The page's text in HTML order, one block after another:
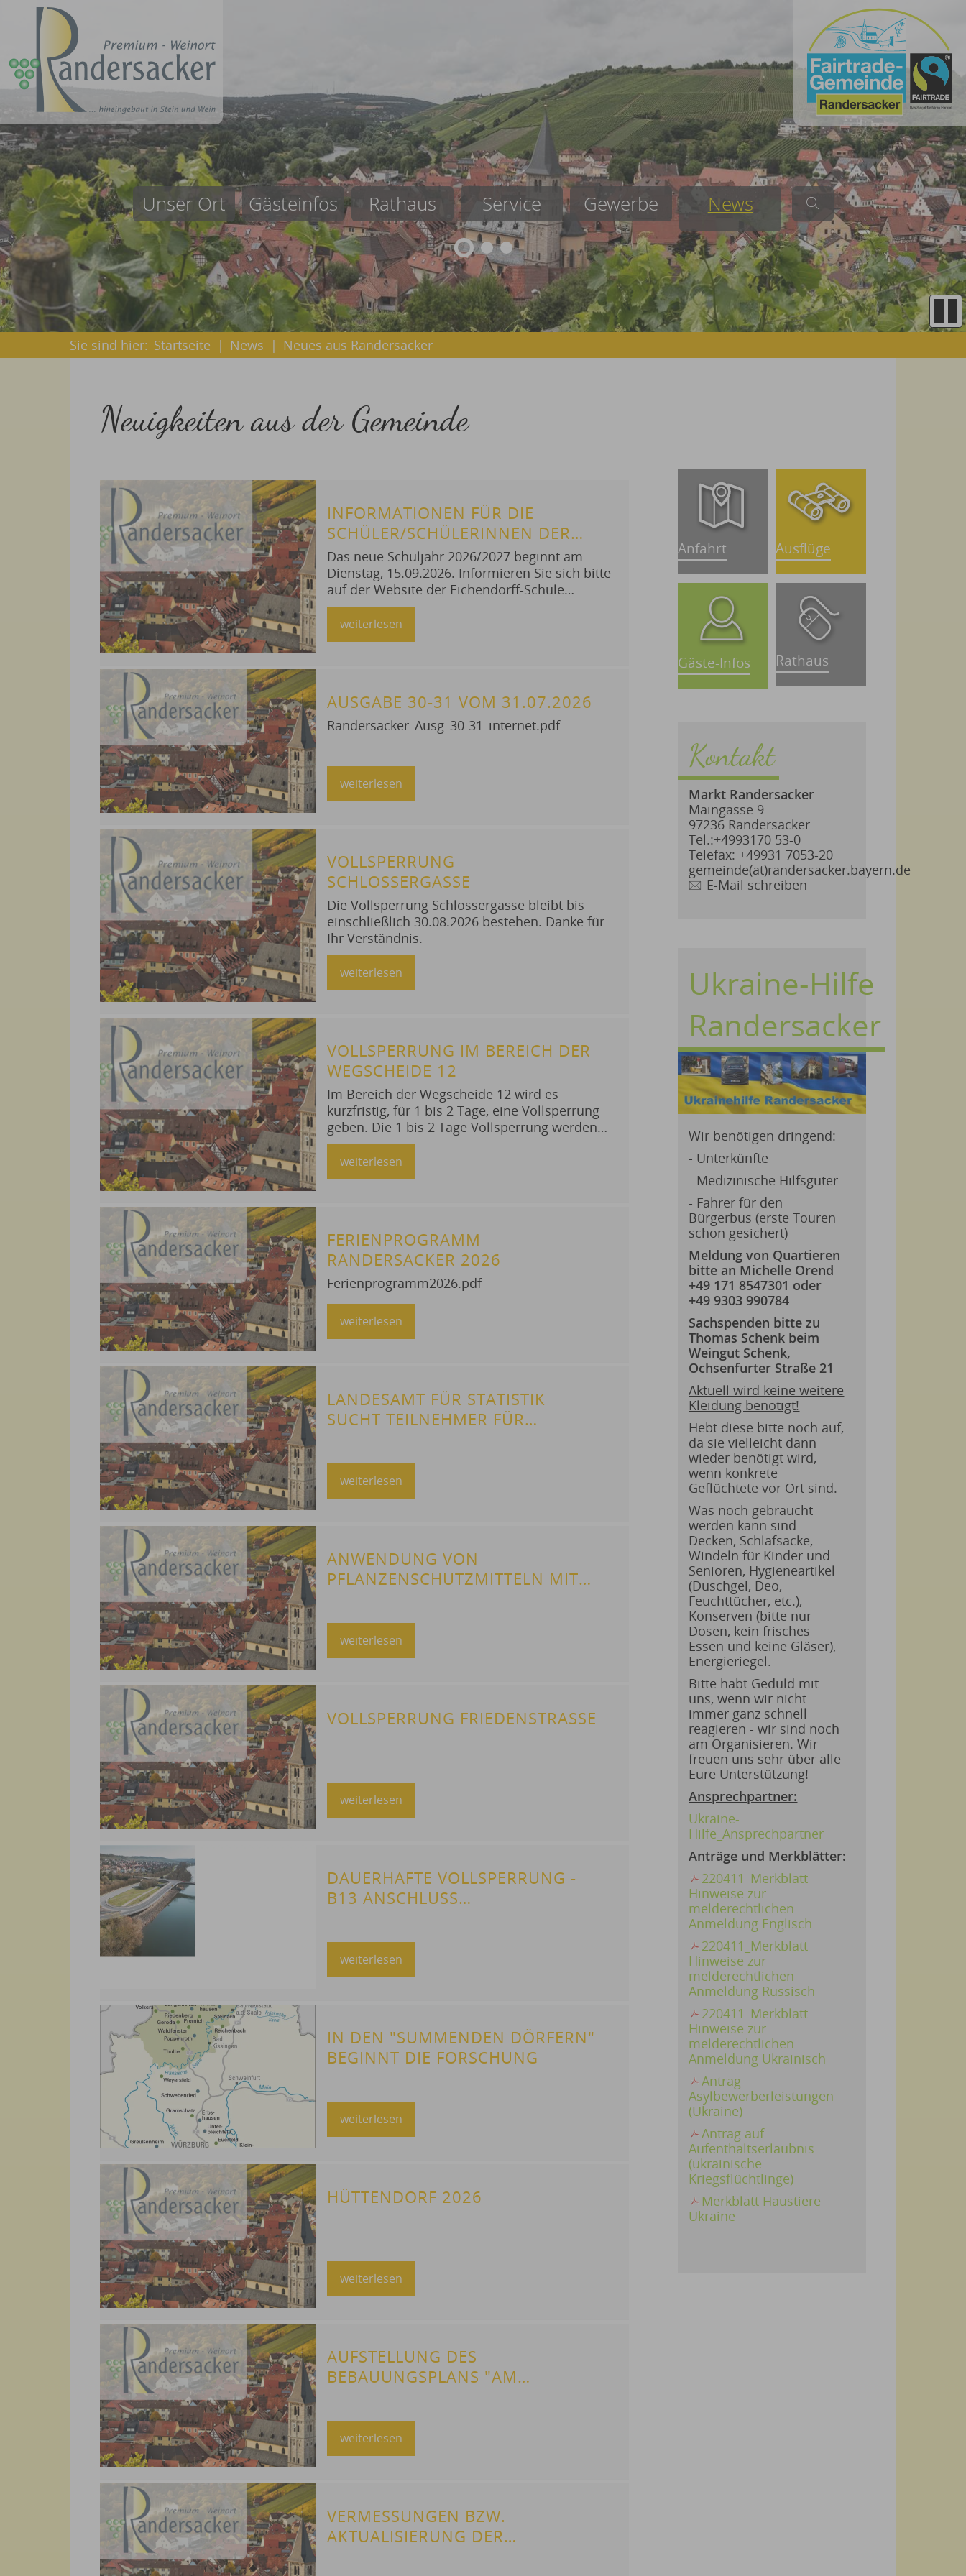
Unser Ort Gästeinfos Rathaus Service Gewerbe News
Sie sind hier: Startseite | News | Neues aus Randersacker
Neuigkeiten aus der Gemeinde
20 Ergebnisse gefunden
INFORMATIONEN FÜR DIE
SCHÜLER/SCHÜLERINNEN DER
EICHENDORFF-SCHULE
GERBRUNN, GRUND- UND
MITTELSCHULE
Das neue Schuljahr 2026/2027 beginnt am
Dienstag, 15.09.2026. Informieren Sie sich bitte
auf der Website der Eichendorff-Schule
Gerbrunn es-gerbrunn.de. Hier finden Sie u.a.
aktuelle Hinweise zum Unterrichtsbeginn der
Klassen, zum Ablauf der ersten Schulwoche
Informationen zu den Busfahrzeiten und zum
Beginn der Offenen Ganztagsbetreuung.“
weiterlesen
AUSGABE 30-31 VOM 31.07.2026
Randersacker_Ausg_30-31_internet.pdf
weiterlesen
VOLLSPERRUNG
SCHLOSSERGASSE
Die Vollsperrung Schlossergasse bleibt bis
einschließlich 30.08.2026 bestehen. Danke für
Ihr Verständnis.
weiterlesen
VOLLSPERRUNG IM BEREICH DER
WEGSCHEIDE 12
Im Bereich der Wegscheide 12 wird es
kurzfristig, für 1 bis 2 Tage, eine Vollsperrung
geben. Die 1 bis 2 Tage Vollsperrung werden
irgendwann im Zeitraum vom 28.07.2026 bis
14.08.2026 liegen. Die Müllentsorgung ist
gewährleistet. Bitte beachten Sie die
weiterlesen
FERIENPROGRAMM
RANDERSACKER 2026
Ferienprogramm2026.pdf
weiterlesen
LANDESAMT FÜR STATISTIK
SUCHT TEILNEHMER FÜR
weiterlesen
ANWENDUNG VON
PFLANZENSCHUTZMITTELN MIT
weiterlesen
VOLLSPERRUNG FRIEDENSTRASSE
weiterlesen
DAUERHAFTE VOLLSPERRUNG -
B13 ANSCHLUSS
RAMPENBRÜCKE AB DEM
19.03.2026 GESPERRT
weiterlesen
IN DEN "SUMMENDEN DÖRFERN"
BEGINNT DIE FORSCHUNG
weiterlesen
HÜTTENDORF 2026
weiterlesen
AUFSTELLUNG DES
BEBAUUNGSPLANS "AM
ÖFFENTLICHKEITSBETEILIGUNG
(VERÖFFENTLICHUNG) GEM. § 3
ABS. 2 BAUGESETZBUCH (BAUGB)
weiterlesen
VERMESSUNGEN BZW.
AKTUALISIERUNG DER
Anfahrt Ausflüge
Gäste-Infos Rathaus
Kontakt
Markt Randersacker
Maingasse 9
97236 Randersacker
Tel.:+4993170 53-0
Telefax: +49931 7053-20
gemeinde(at)randersacker.bayern.de
E-Mail schreiben
Ukraine-Hilfe
Randersacker
Wir benötigen dringend:
- Unterkünfte
- Medizinische Hilfsgüter
- Fahrer für den
Bürgerbus (erste Touren
schon gesichert)
Meldung von Quartieren
bitte an Michelle Orend
+49 171 8547301 oder
+49 9303 990784
Sachspenden bitte zu
Thomas Schenk beim
Weingut Schenk,
Ochsenfurter Straße 21
Aktuell wird keine weitere
Kleidung benötigt!
Hebt diese bitte noch auf,
da sie vielleicht dann
wieder benötigt wird,
wenn konkrete
Geflüchtete vor Ort sind.
Was noch gebraucht
werden kann sind
Decken, Schlafsäcke,
Windeln für Kinder und
Senioren, Hygieneartikel
(Duschgel, Deo,
Feuchttücher, etc.),
Konserven (bitte nur
Dosen, kein frisches
Essen und keine Gläser),
Energieriegel.
Bitte habt Geduld mit
uns, wenn wir nicht
immer ganz schnell
reagieren - wir sind noch
am Organisieren. Wir
freuen uns sehr über alle
Eure Unterstützung!
Ansprechpartner:
Ukraine-
Hilfe_Ansprechpartner
Anträge und Merkblätter:
220411_Merkblatt
Hinweise zur
melderechtlichen
Anmeldung Englisch
220411_Merkblatt
Hinweise zur
melderechtlichen
Anmeldung Russisch
220411_Merkblatt
Hinweise zur
melderechtlichen
Anmeldung Ukrainisch
Antrag
Asylbewerberleistungen
(Ukraine)
Antrag auf
Aufenthaltserlaubnis
(ukrainische
Kriegsflüchtlinge)
Merkblatt Haustiere
Ukraine